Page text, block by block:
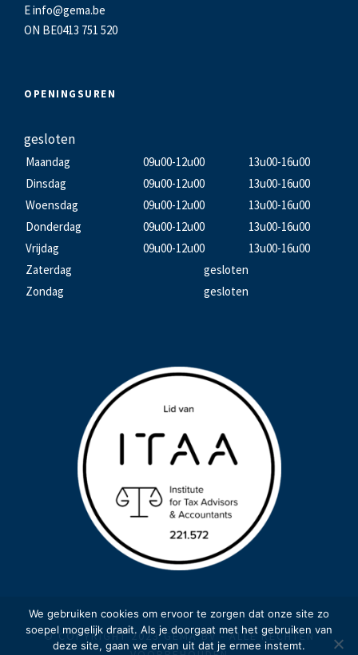
Einfo@gema.be
ON BE0413 751 520
OPENINGSUREN
gesloten
Maandag 09u00-12u00
13u00-16u00
Dinsdag
09u00-12u00
13u00-16u00
Woensdag
09u00-12u00
13u00-16u00
Donderdag
09u00-12u00
13u00-16u00
Vrijdag
09u00-12u00
13u00-16u00
Zaterdag
gesloten
Zondag
gesloten
© COPYRIGHT 2023 GEMA BV - ALLE RECHTEN
We gebruiken cookies om ervoor te zorgen dat onze site zo
soepel mogelijk draait. Als je doorgaat met het gebruiken van
deze site, gaan we ervan uit dat je ermee instemt.